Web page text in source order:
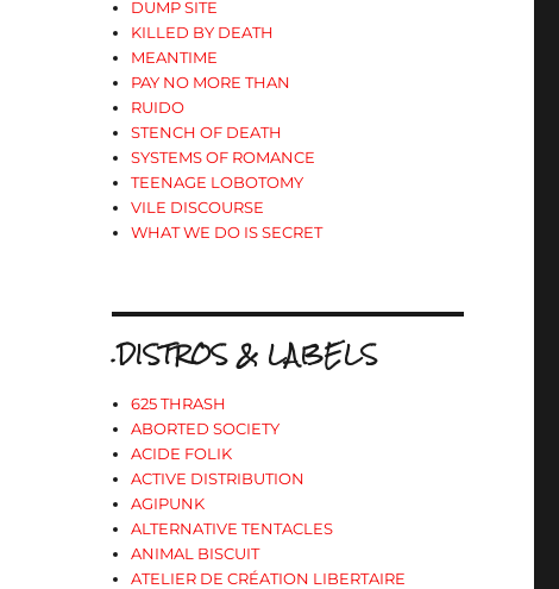
DUMP SITE
KILLED BY DEATH
MEANTIME
PAY NO MORE THAN
RUIDO
STENCH OF DEATH
SYSTEMS OF ROMANCE
TEENAGE LOBOTOMY
VILE DISCOURSE
WHAT WE DO IS SECRET
.DISTROS & LABELS
625 THRASH
ABORTED SOCIETY
ACIDE FOLIK
ACTIVE DISTRIBUTION
AGIPUNK
ALTERNATIVE TENTACLES
ANIMAL BISCUIT
ATELIER DE CRÉATION LIBERTAIRE